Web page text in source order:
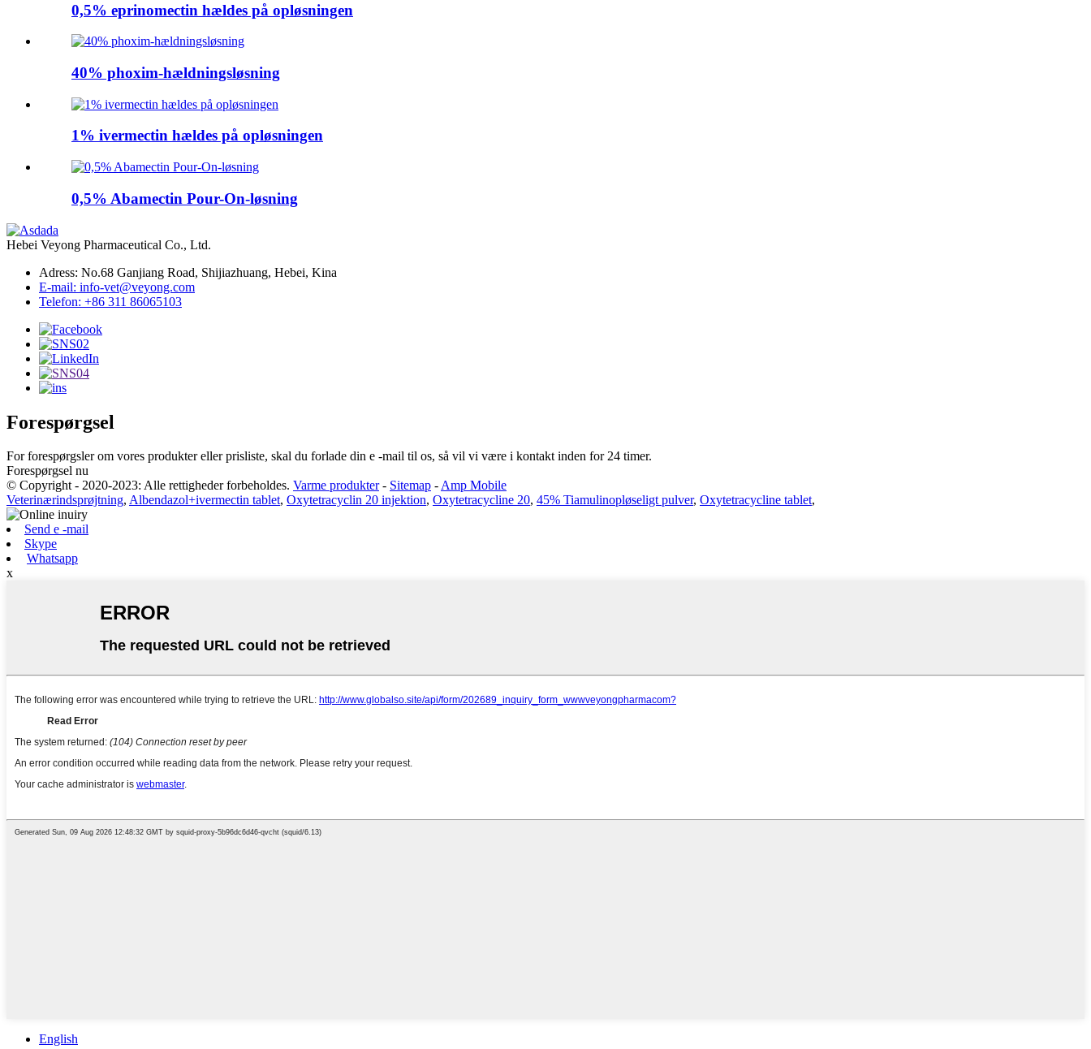
0,5% eprinomectin hældes på opløsningen
40% phoxim-hældningsløsning
1% ivermectin hældes på opløsningen
0,5% Abamectin Pour-On-løsning
Hebei Veyong Pharmaceutical Co., Ltd.
Adress: No.68 Ganjiang Road, Shijiazhuang, Hebei, Kina
E-mail: info-vet@veyong.com
Telefon: +86 311 86065103
Forespørgsel
For forespørgsler om vores produkter eller prisliste, skal du forlade din e -mail til os, så vil vi være i kontakt inden for 24 timer.
Forespørgsel nu
© Copyright - 2020-2023: Alle rettigheder forbeholdes. Varme produkter- Sitemap -Amp Mobile
Veterinærindsprøjtning, Albendazol+ivermectin tablet, Oxytetracyclin 20 injektion, Oxytetracycline 20, 45% Tiamulinopløseligt pulver, Oxytetracycline tablet,
Send e -mail
Skype
Whatsapp
x
English